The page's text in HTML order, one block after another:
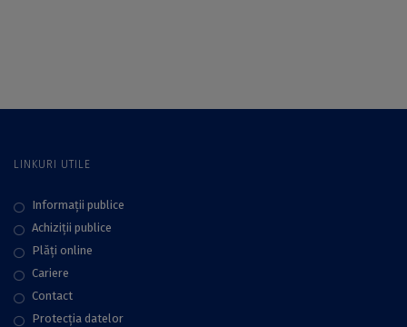
la Universitatea de
LINKURI UTILE
Informații publice
Achiziții publice
Plăţi online
Cariere
Contact
Protecţia datelor